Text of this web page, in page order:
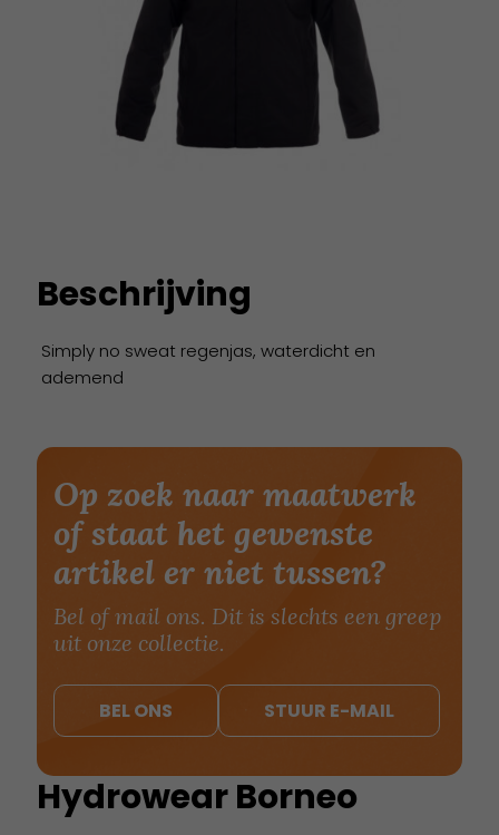
Beschrijving
Simply no sweat regenjas, waterdicht en
ademend
Op zoek naar maatwerk
of staat het gewenste
artikel er niet tussen?
Bel of mail ons. Dit is slechts een greep
uit onze collectie.
BEL ONS STUUR E-MAIL
Hydrowear Borneo